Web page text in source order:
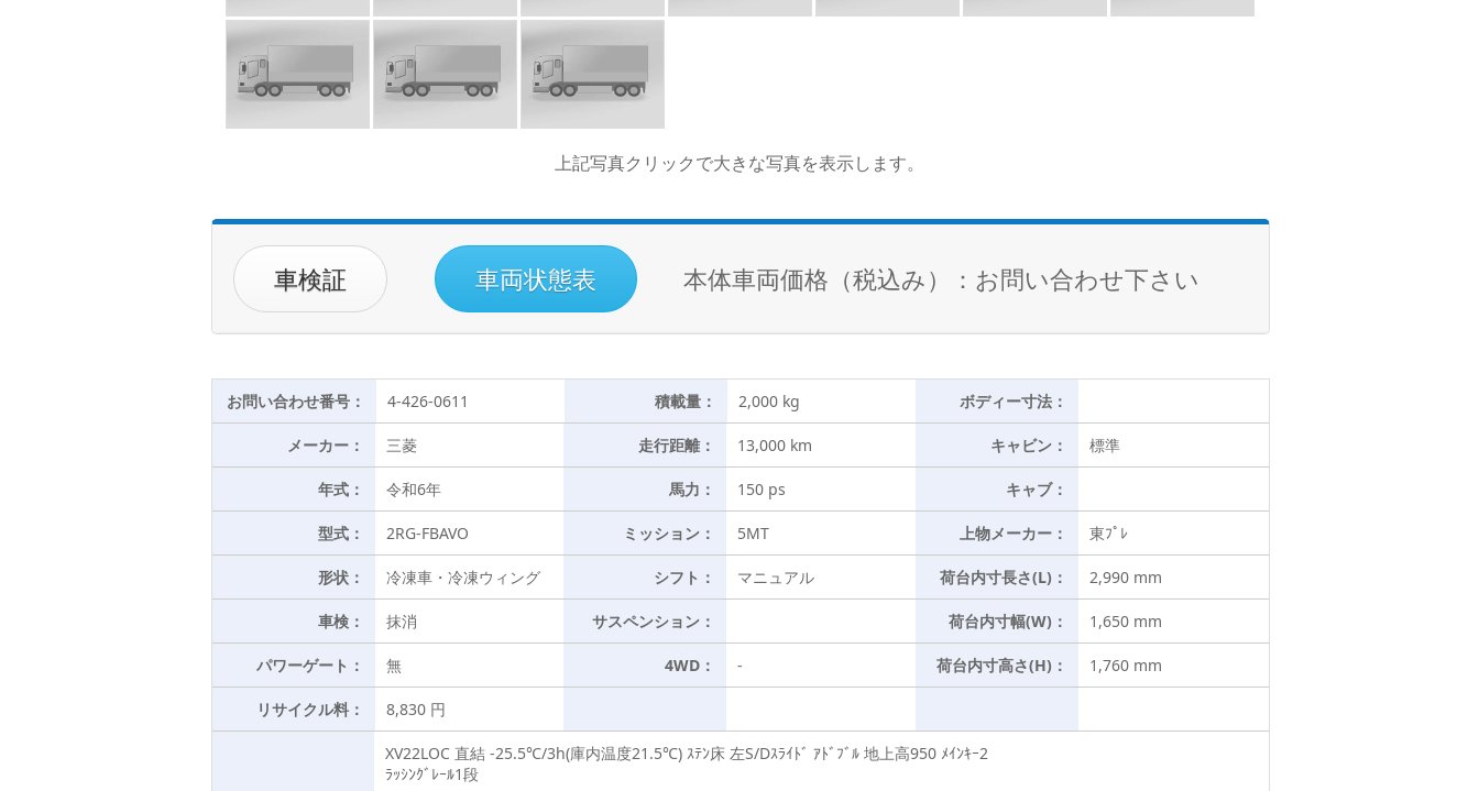
上記写真クリックで大きな写真を表示します。
車検証 車両状態表 本体車両価格（税込み）： お問い合わせ下さい
お問い合わせ番号： 4-426-0611 積載量： 2,000 kg ボディー寸法：
メーカー： 三菱 走行距離： 13,000 km キャビン： 標準
年式： 令和6年 馬力： 150 ps キャブ：
型式： 2RG-FBAVO ミッション： 5MT 上物メーカー： 東ﾌﾟﾚ
形状： 冷凍車・冷凍ウィング シフト： マニュアル 荷台内寸長さ(L)： 2,990 mm
車検： 抹消 サスペンション： 荷台内寸幅(W)： 1,650 mm
パワーゲート： 無 4WD： - 荷台内寸高さ(H)： 1,760 mm
リサイクル料： 8,830 円
XV22LOC 直結 -25.5℃/3h(庫内温度21.5℃) ｽﾃﾝ床 左S/Dｽﾗｲﾄﾞ ｱﾄﾞﾌﾞﾙ 地上高950 ﾒｲﾝｷｰ2
ﾗｯｼﾝｸﾞﾚｰﾙ1段